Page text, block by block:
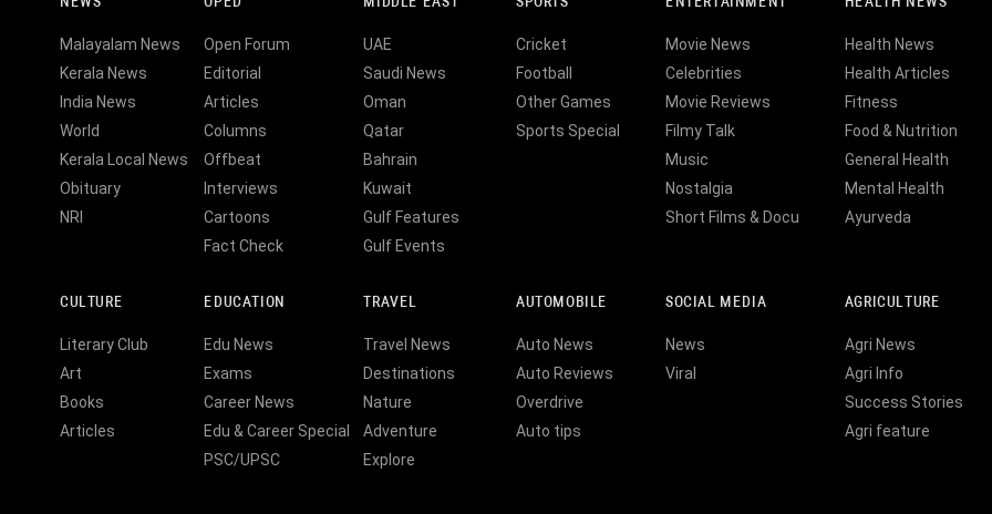
Malayalam News
Kerala News
India News
World
Kerala Local News
Obituary
NRI
Open Forum
Editorial
Articles
Columns
Offbeat
Interviews
Cartoons
Fact Check
UAE
Saudi News
Oman
Qatar
Bahrain
Kuwait
Gulf Features
Gulf Events
Cricket
Football
Other Games
Sports Special
Movie News
Celebrities
Movie Reviews
Filmy Talk
Music
Nostalgia
Short Films & Docu
Health News
Health Articles
Fitness
Food & Nutrition
General Health
Mental Health
Ayurveda
CULTURE
Literary Club
Art
Books
Articles
EDUCATION
Edu News
Exams
Career News
Edu & Career Special
PSC/UPSC
TRAVEL
Travel News
Destinations
Nature
Adventure
Explore
AUTOMOBILE
Auto News
Auto Reviews
Overdrive
Auto tips
SOCIAL MEDIA
News
Viral
AGRICULTURE
Agri News
Agri Info
Success Stories
Agri feature